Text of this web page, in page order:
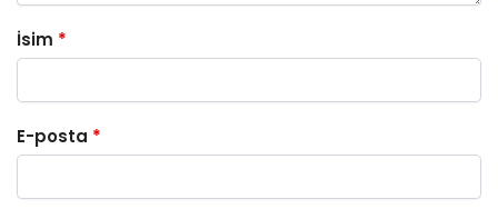
İsim *
E-posta *